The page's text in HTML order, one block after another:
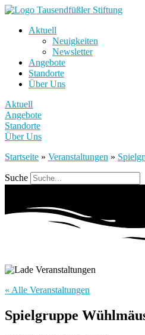
Aktuell
Neuigkeiten
Newsletter
Angebote
Standorte
Über Uns
Aktuell
Angebote
Standorte
Über Uns
Startseite » Veranstaltungen »
Suche
« Alle Veranstaltungen
Spielgruppe